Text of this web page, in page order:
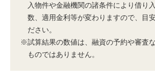
入物件や金融機関の諸条件により借り
数、適用金利等が変わりますので、目
ださい。
※試算結果の数値は、融資の予約や審査
ものではありません。